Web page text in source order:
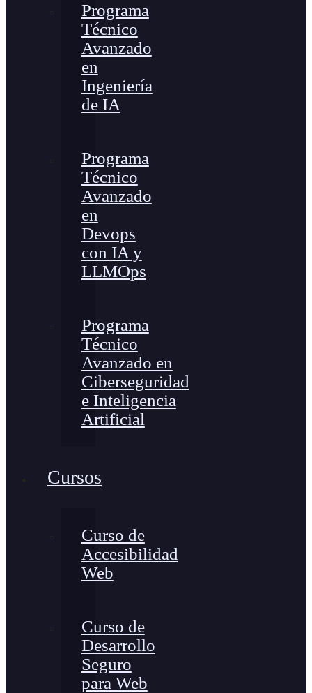
Programa
Técnico
Avanzado
en
Ingeniería
de IA
Programa
Técnico
Avanzado
en
Devops
con IA y
LLMOps
Programa
Técnico
Avanzado en
Ciberseguridad
e Inteligencia
Artificial
Cursos
Curso de
Accesibilidad
Web
Curso de
Desarrollo
Seguro
para Web